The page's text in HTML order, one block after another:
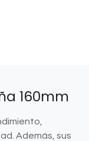
160mm
Además, sus